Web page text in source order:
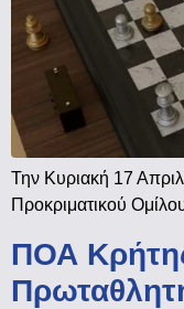
Την Κυριακή 17
Προκριματικού
ΠΟΑ